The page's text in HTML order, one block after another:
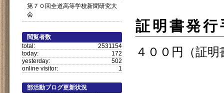
証明書発行
４００円（証
第７０回全道高等学校新聞研究大
会
閲覧者数
2531154
total:
172
today:
502
yesterday:
1
online visitor:
部活動ブログ更新状況